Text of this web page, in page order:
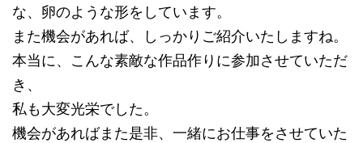
な、卵のような形をしています。
また機会があれば、しっかりご紹介いたしますね。
本当に、こんな素敵な作品作りに参加させていただ
き、
私も大変光栄でした。
機会があればまた是非、一緒にお仕事をさせていた